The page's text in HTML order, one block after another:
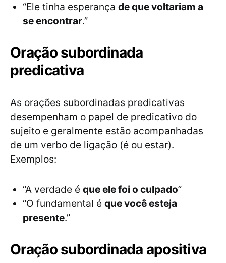
“Ele tinha esperança de que voltariam a
se encontrar.”
Oração subordinada
predicativa
As orações subordinadas predicativas
desempenham o papel de predicativo do
sujeito e geralmente estão acompanhadas
de um verbo de ligação (é ou estar).
Exemplos:
“A verdade é que ele foi o culpado”
“O fundamental é que você esteja
presente.”
Oração subordinada apositiva